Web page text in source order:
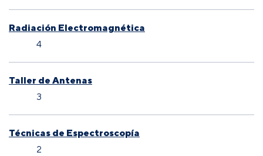
Radiación Electromagnética
4
Taller de Antenas
3
Técnicas de Espectroscopía
2